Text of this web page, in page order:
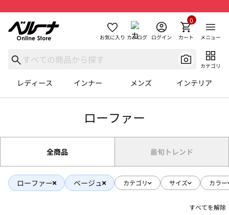
お気に入り カタログ ログイン カート
0
メニュー
カテゴリ
レディース インナー メンズ インテリア
ローファー
全商品 最旬トレンド
ローファー ベージュ カテゴリ サイズ カラー
すべてを解除